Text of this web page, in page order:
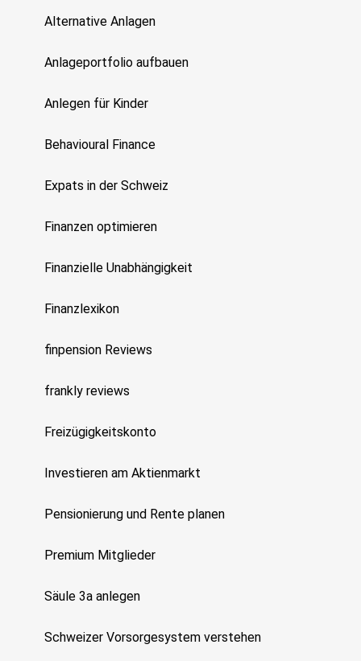
Alternative Anlagen
Anlageportfolio aufbauen
Anlegen für Kinder
Behavioural Finance
Expats in der Schweiz
Finanzen optimieren
Finanzielle Unabhängigkeit
Finanzlexikon
finpension Reviews
frankly reviews
Freizügigkeitskonto
Investieren am Aktienmarkt
Pensionierung und Rente planen
Premium Mitglieder
Säule 3a anlegen
Schweizer Vorsorgesystem verstehen